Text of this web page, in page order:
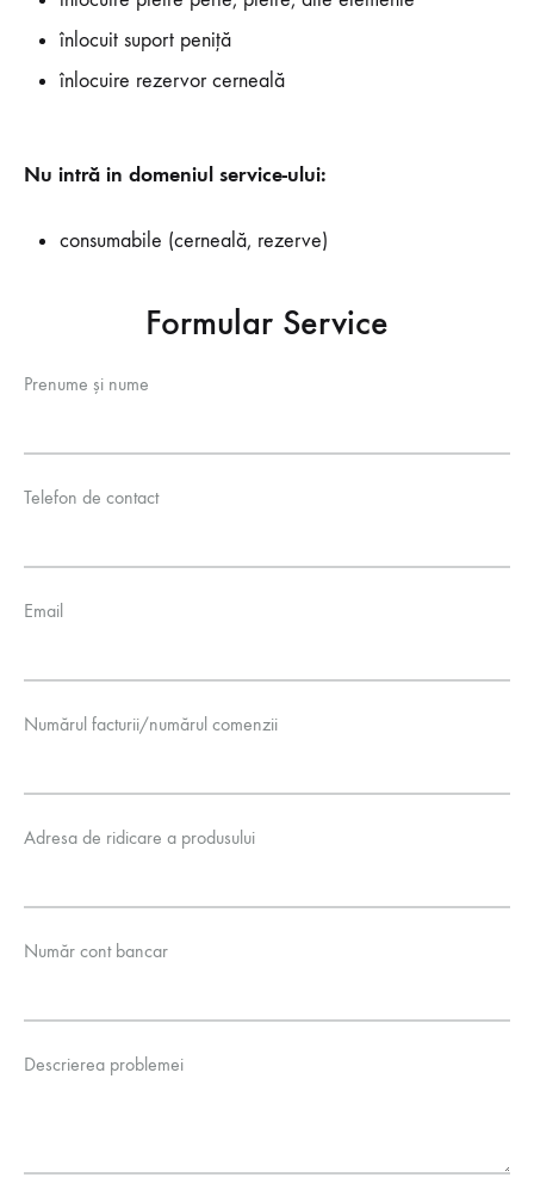
înlocuit suport peniţă
înlocuire rezervor cerneală
Nu intră in domeniul service-ului:
consumabile (cerneală, rezerve)
Formular Service
Prenume și nume
Telefon de contact
Email
Numărul facturii/numărul comenzii
Adresa de ridicare a produsului
Număr cont bancar
Descrierea problemei